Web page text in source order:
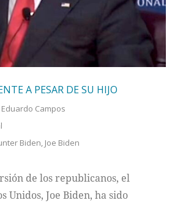
A PESAR DE SU HIJO
Eduardo Campos
Biden, Joe Biden
de los republicanos, el
Unidos, Joe Biden, ha sido